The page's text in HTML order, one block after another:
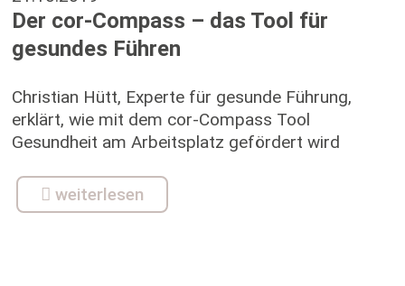
Der cor-Compass – das Tool für
gesundes Führen
Christian Hütt, Experte für gesunde Führung,
erklärt, wie mit dem cor-Compass Tool
Gesundheit am Arbeitsplatz gefördert wird
weiterlesen